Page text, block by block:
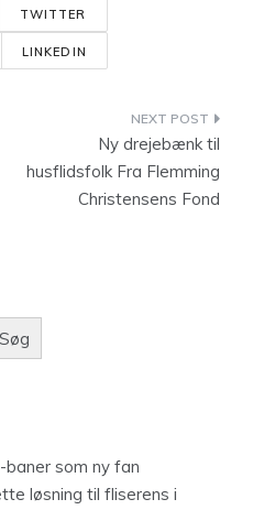
TWITTER
LINKEDIN
Ny drejebænk til
husflidsfolk Fra Flemming
Christensens Fond
Søg
baner som ny fan
løsning til fliserens i